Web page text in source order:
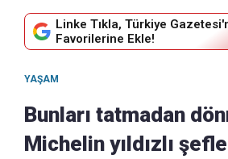
Linke Tıkla, Türkiye
Favorilerine Ekle!
YAŞAM
Bunları tatmadan
Michelin yıldızlı